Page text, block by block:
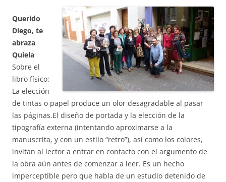
Querido
Diego, te
abraza
Quiela
Sobre el
libro físico:
La elección
de tintas o papel produce un olor desagradable al pasar
las páginas.El diseño de portada y la elección de la
tipografía externa (intentando aproximarse a la
manuscrita, y con un estilo “retro”), así como los colores,
invitan al lector a entrar en contacto con el argumento de
la obra aún antes de comenzar a leer. Es un hecho
imperceptible pero que habla de un estudio detenido de